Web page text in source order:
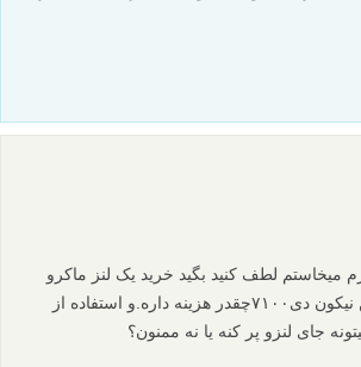
میخاستم لطف کنید بگید خرید یک لنز ماکرو
مناسب برای دوربین نیکون دی۷۱۰۰چقدر هزینه داره.و استفاده از
جای لنزو پر کنه یا نه ممنون؟